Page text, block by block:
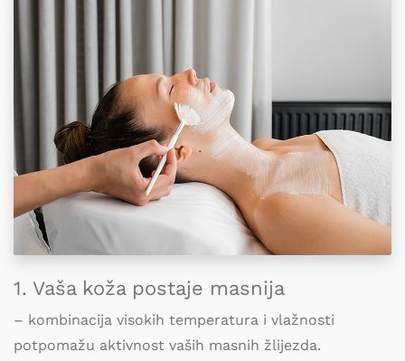
1. Vaša koža postaje masnija
– kombinacija visokih temperatura i vlažnosti
potpomažu aktivnost vaših masnih žlijezda.